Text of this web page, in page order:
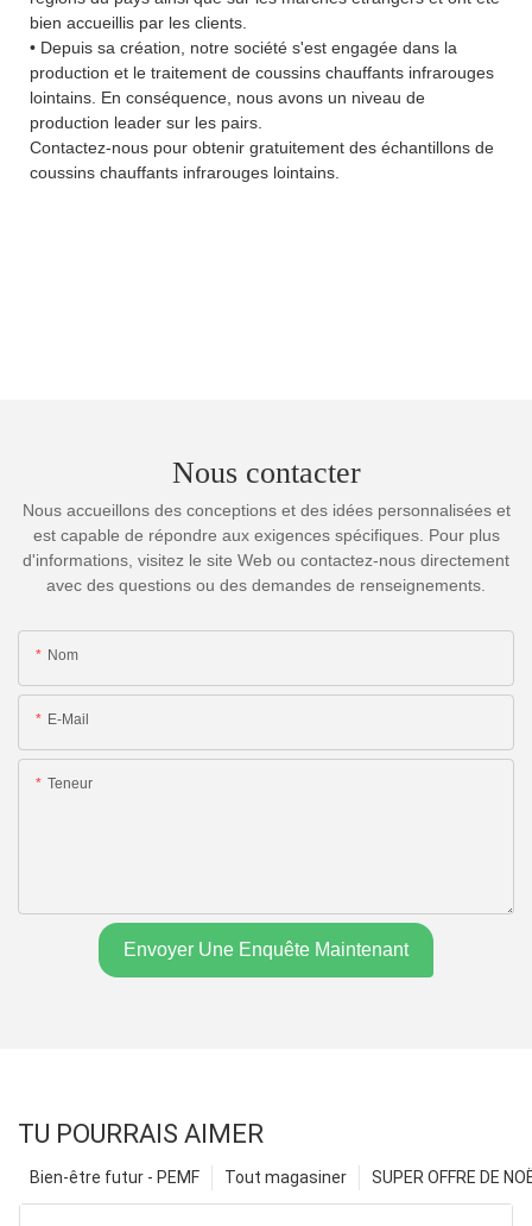
bien accueillis par les clients.
• Depuis sa création, notre société s'est engagée dans la
production et le traitement de coussins chauffants infrarouges
lointains. En conséquence, nous avons un niveau de
production leader sur les pairs.
Contactez-nous pour obtenir gratuitement des échantillons de
coussins chauffants infrarouges lointains.
Nous contacter
Nous accueillons des conceptions et des idées personnalisées et
est capable de répondre aux exigences spécifiques. Pour plus
d'informations, visitez le site Web ou contactez-nous directement
avec des questions ou des demandes de renseignements.
Nom
E-Mail
Teneur
Envoyer Une Enquête Maintenant
TU POURRAIS AIMER
SUPER OFFRE DE
Tout magasiner
Bien-être futur - PEMF